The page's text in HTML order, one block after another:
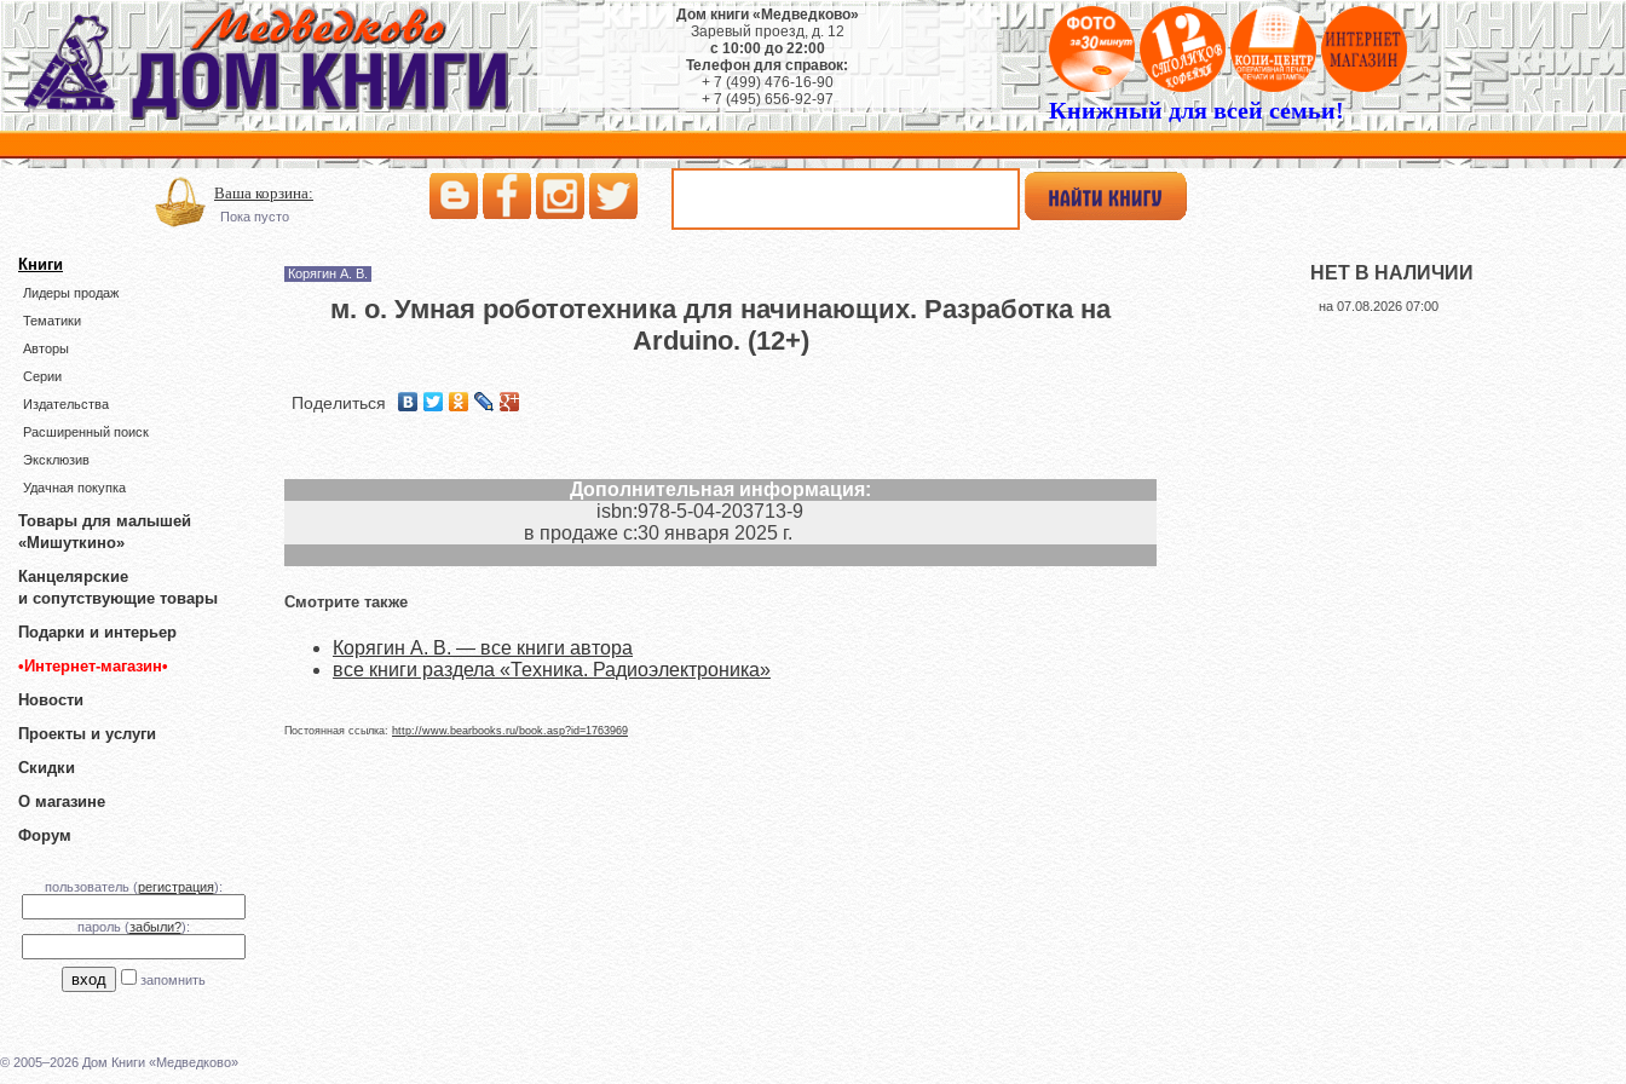
Дом книги «Медведково»
Заревый проезд, д. 12
с 10:00 до 22:00
Телефон для справок:
+ 7 (499) 476-16-90
+ 7 (495) 656-92-97
Книжный для всей семьи!
Ваша корзина:
Пока пусто
Книги
Лидеры продаж
Тематики
Авторы
Серии
Издательства
Расширенный поиск
Эксклюзив
Удачная покупка
Товары для малышей
«Мишуткино»
Канцелярские
и сопутствующие товары
Подарки и интерьер
•Интернет-магазин•
Новости
Проекты и услуги
Скидки
О магазине
Форум
пользователь (регистрация):
пароль (забыли?):
запомнить
© 2005–2026 Дом Книги «Медведково»
Корягин А. В.
м. о. Умная робототехника для начинающих. Разработка на
Arduino. (12+)
Поделиться
Дополнительная информация:
isbn:978-5-04-203713-9
в продаже с:30 января 2025 г.
Смотрите также
Корягин А. В. — все книги автора
все книги раздела «Техника. Радиоэлектроника»
Постоянная ссылка: http://www.bearbooks.ru/book.asp?id=1763969
НЕТ В НАЛИЧИИ
на 07.08.2026 07:00